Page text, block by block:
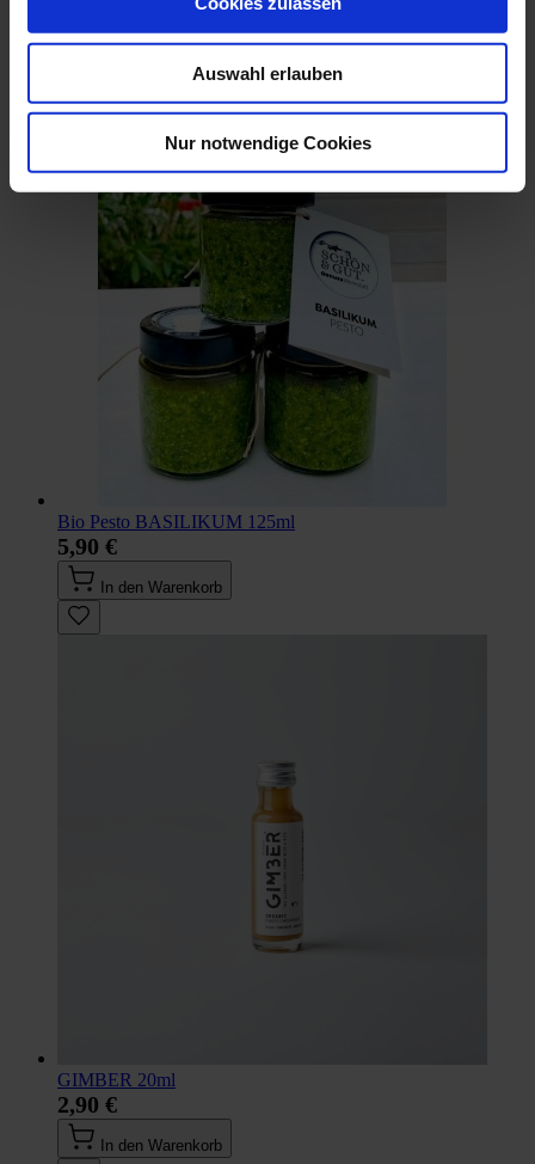
Auswahl erlauben
Nur notwendige Cookies
In den Warenkorb
Bio Pesto BASILIKUM 125ml
5,90 €
In den Warenkorb
GIMBER 20ml
2,90 €
In den Warenkorb